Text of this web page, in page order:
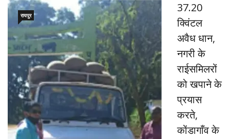
रायपुर
37.20
क्विंटल
अवैध धान,
नगरी के
राईसमिलरों
को खपाने के
प्रयास
करते,
कोंडागाँव के